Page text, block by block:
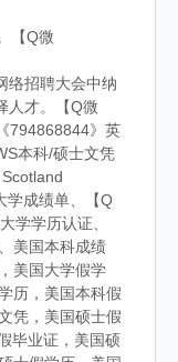
【Q微
络招聘大会中纳
人才。【Q微
794868844》英
本科/硕士文凭
学成绩单、【Q
学学历认证、
美国本科成绩
美国大学假学
历，美国本科假
凭，美国硕士假
毕业证，美国硕